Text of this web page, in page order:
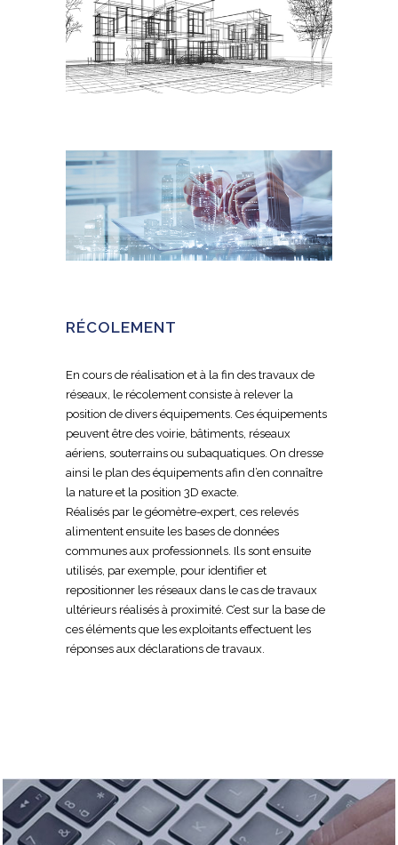
RÉCOLEMENT
En cours de réalisation et à la fin des travaux de
réseaux, le récolement consiste à relever la
position de divers équipements. Ces équipements
peuvent être des voirie, bâtiments, réseaux
aériens, souterrains ou subaquatiques. On dresse
ainsi le plan des équipements afin d’en connaître
la nature et la position 3D exacte.
Réalisés par le géomètre-expert, ces relevés
alimentent ensuite les bases de données
communes aux professionnels. Ils sont ensuite
utilisés, par exemple, pour identifier et
repositionner les réseaux dans le cas de travaux
ultérieurs réalisés à proximité. C’est sur la base de
ces éléments que les exploitants effectuent les
réponses aux déclarations de travaux.